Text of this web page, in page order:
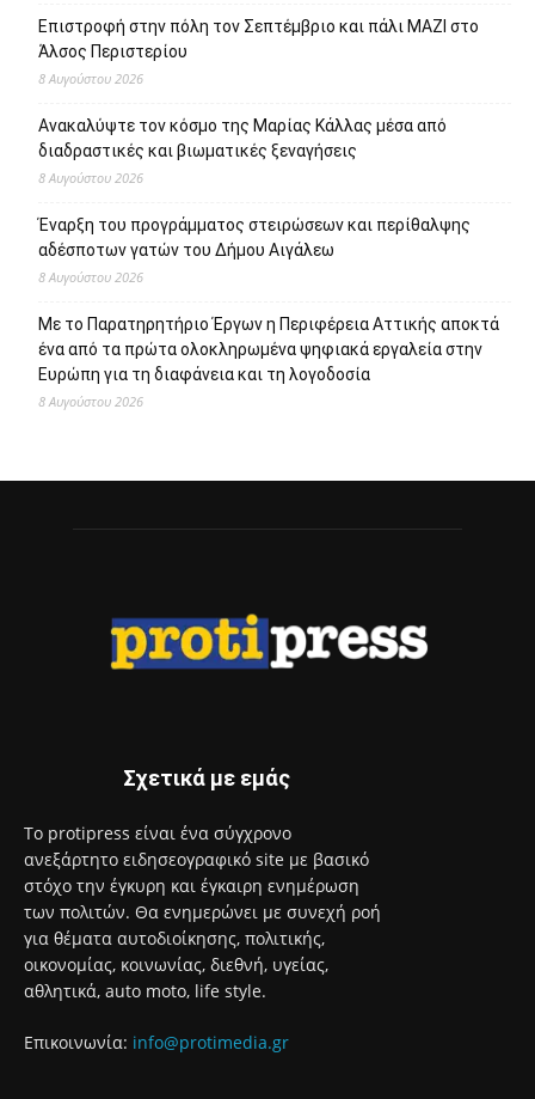
Επιστροφή στην πόλη τον Σεπτέμβριο και πάλι ΜΑΖΙ στο
Άλσος Περιστερίου
8 Αυγούστου 2026
Ανακαλύψτε τον κόσμο της Μαρίας Κάλλας μέσα από
διαδραστικές και βιωματικές ξεναγήσεις
8 Αυγούστου 2026
Έναρξη του προγράμματος στειρώσεων και περίθαλψης
αδέσποτων γατών του Δήμου Αιγάλεω
8 Αυγούστου 2026
Με το Παρατηρητήριο Έργων η Περιφέρεια Αττικής αποκτά
ένα από τα πρώτα ολοκληρωμένα ψηφιακά εργαλεία στην
Ευρώπη για τη διαφάνεια και τη λογοδοσία
8 Αυγούστου 2026
Σχετικά με εμάς
Το protipress είναι ένα σύγχρονο
ανεξάρτητο ειδησεογραφικό site με βασικό
στόχο την έγκυρη και έγκαιρη ενημέρωση
των πολιτών. Θα ενημερώνει με συνεχή ροή
για θέματα αυτοδιοίκησης, πολιτικής,
οικονομίας, κοινωνίας, διεθνή, υγείας,
αθλητικά, auto moto, life style.
Επικοινωνία: info@protimedia.gr